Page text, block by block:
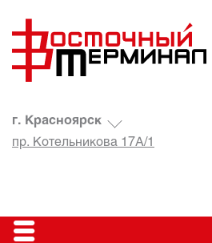
г. Красноярск
пр. Котельникова 17А/1